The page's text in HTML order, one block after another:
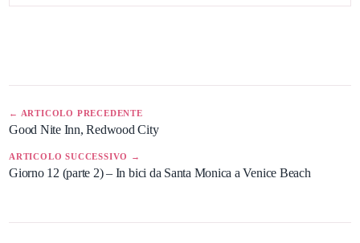
← ARTICOLO PRECEDENTE
Good Nite Inn, Redwood City
ARTICOLO SUCCESSIVO →
Giorno 12 (parte 2) – In bici da Santa Monica a Venice Beach